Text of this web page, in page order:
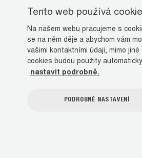
Tento web používá
Na našem webu pracujeme s
se na něm děje a abychom vám
vašimi kontaktními údaji, mimo
cookies budou použity
nastavit podrobně.
PODROBNÉ NASTAVENÍ